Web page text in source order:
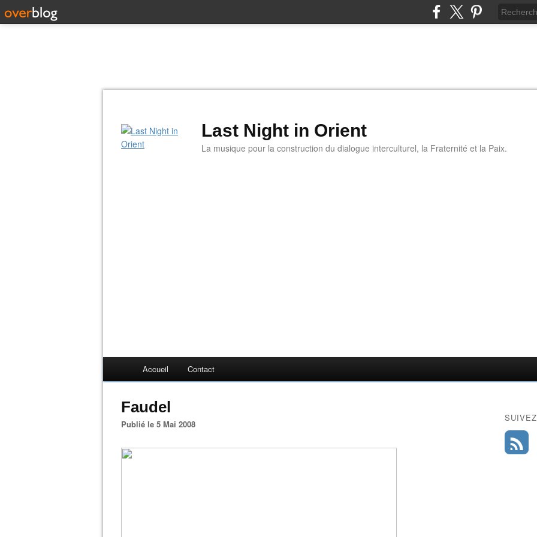
Last Night in Orient
La musique pour la construction du dialogue interculturel, la Fraternité et la Paix.
Accueil Contact
Faudel
Publié le 5 Mai 2008